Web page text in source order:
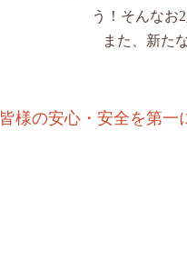
う！そんなお
また、新た
皆様の安心・安全を第一